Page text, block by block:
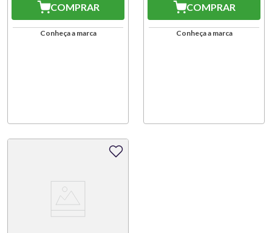
COMPRAR
Conheça a marca
COMPRAR
Conheça a marca